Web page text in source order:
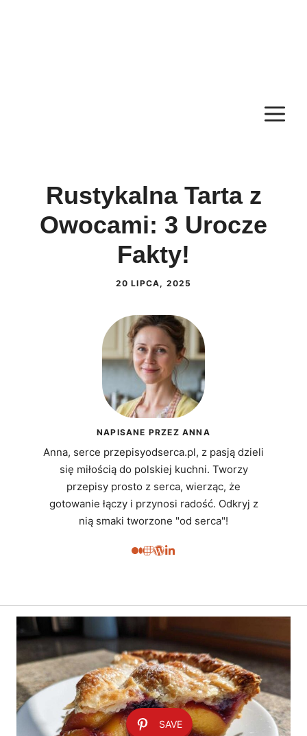
Rustykalna Tarta z
Owocami: 3 Urocze
Fakty!
20 LIPCA, 2025
NAPISANE PRZEZ ANNA
Anna, serce przepisyodserca.pl, z pasją dzieli
się miłością do polskiej kuchni. Tworzy
przepisy prosto z serca, wierząc, że
gotowanie łączy i przynosi radość. Odkryj z
nią smaki tworzone "od serca"!
SAVE